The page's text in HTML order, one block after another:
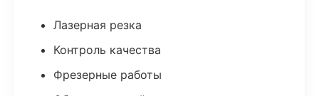
Лазерная резка
Контроль качества
Фрезерные работы